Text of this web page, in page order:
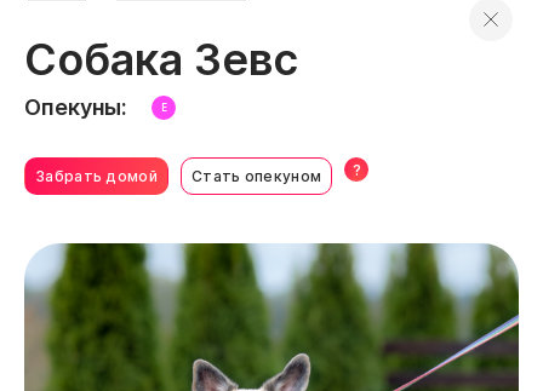
Собака Зевс
Забрать домой Стать опекуном ?
Опекуны: Е